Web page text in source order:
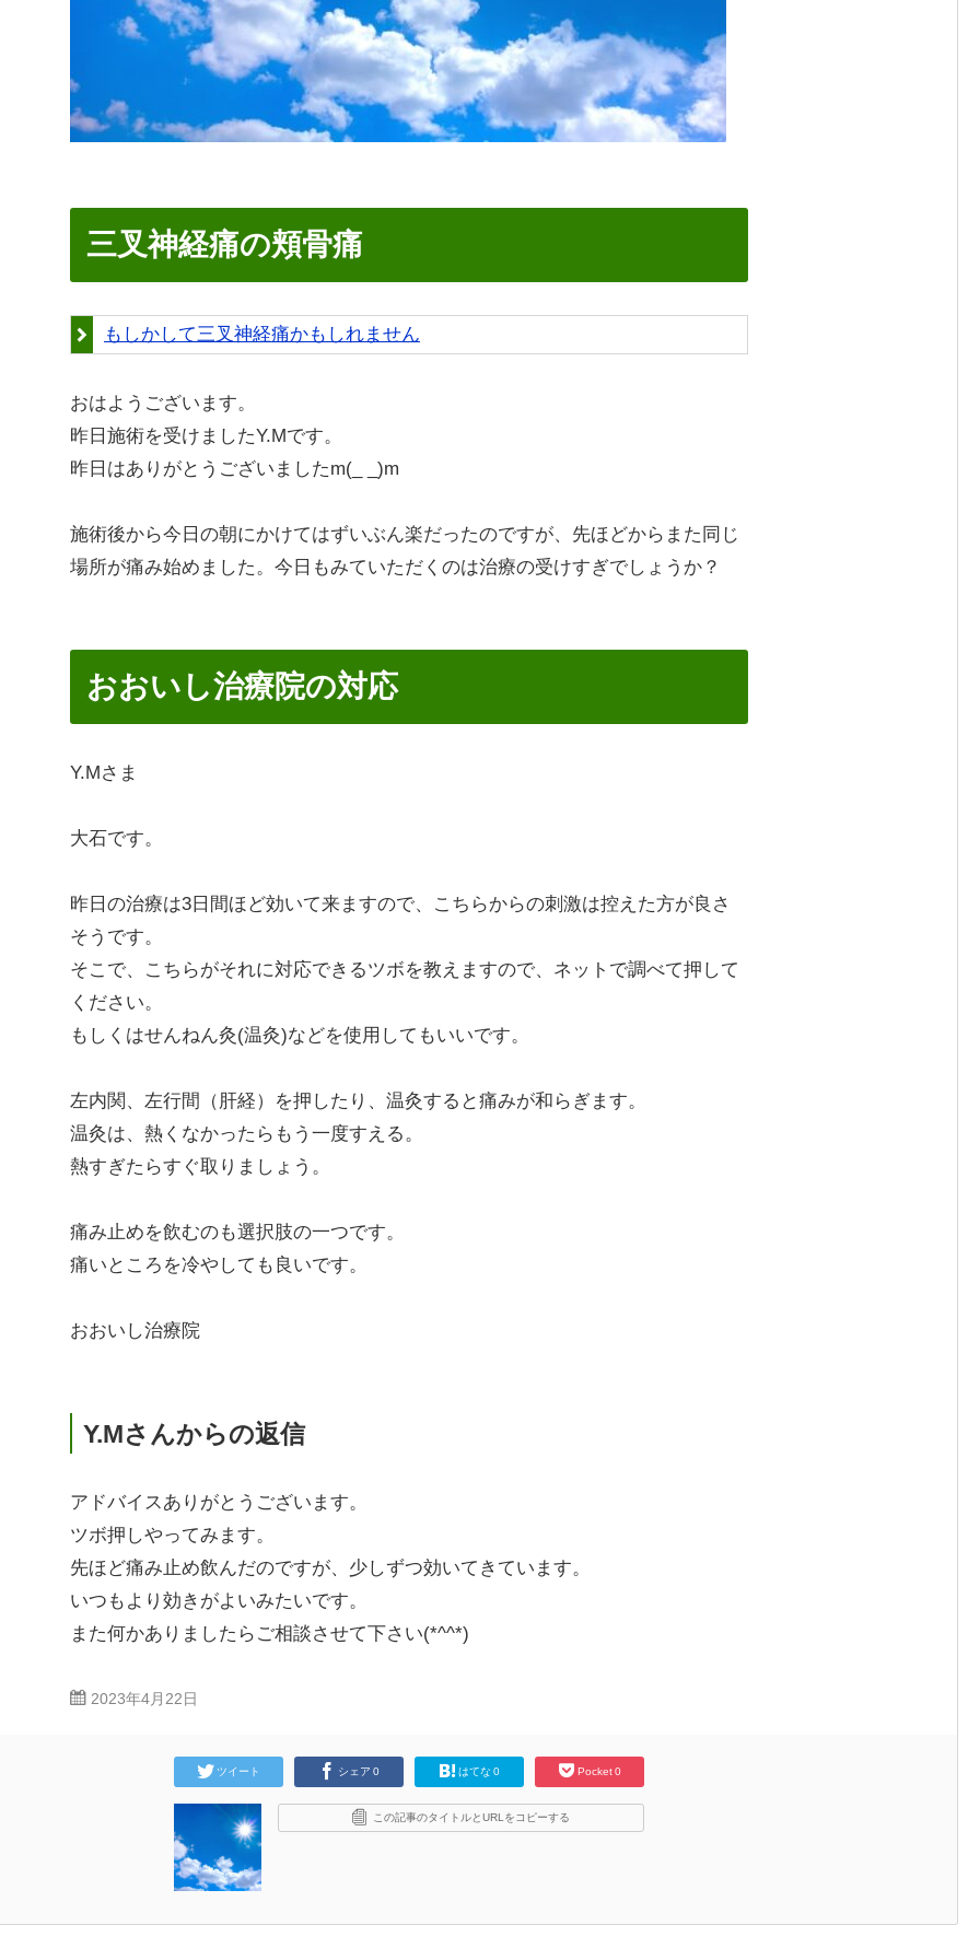
三叉神経痛の頬骨痛
もしかして三叉神経痛かもしれません
おはようございます。
昨日施術を受けましたY.Mです。
昨日はありがとうございましたm(_ _)m
施術後から今日の朝にかけてはずいぶん楽だったのですが、先ほどからまた同じ
場所が痛み始めました。今日もみていただくのは治療の受けすぎでしょうか？
おおいし治療院の対応
Y.Mさま
大石です。
昨日の治療は3日間ほど効いて来ますので、こちらからの刺激は控えた方が良さ
そうです。
そこで、こちらがそれに対応できるツボを教えますので、ネットで調べて押して
ください。
もしくはせんねん灸(温灸)などを使用してもいいです。
左内関、左行間（肝経）を押したり、温灸すると痛みが和らぎます。
温灸は、熱くなかったらもう一度すえる。
熱すぎたらすぐ取りましょう。
痛み止めを飲むのも選択肢の一つです。
痛いところを冷やしても良いです。
おおいし治療院
Y.Mさんからの返信
アドバイスありがとうございます。
ツボ押しやってみます。
先ほど痛み止め飲んだのですが、少しずつ効いてきています。
いつもより効きがよいみたいです。
また何かありましたらご相談させて下さい(*^^*)
2023年4月22日
ツイート シェア 0 はてな 0 Pocket0
この記事のタイトルとURLをコピーする